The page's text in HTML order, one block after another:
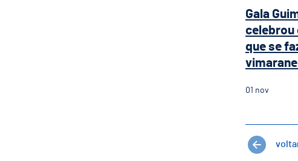
Gala
celebrou
que se
01 nov